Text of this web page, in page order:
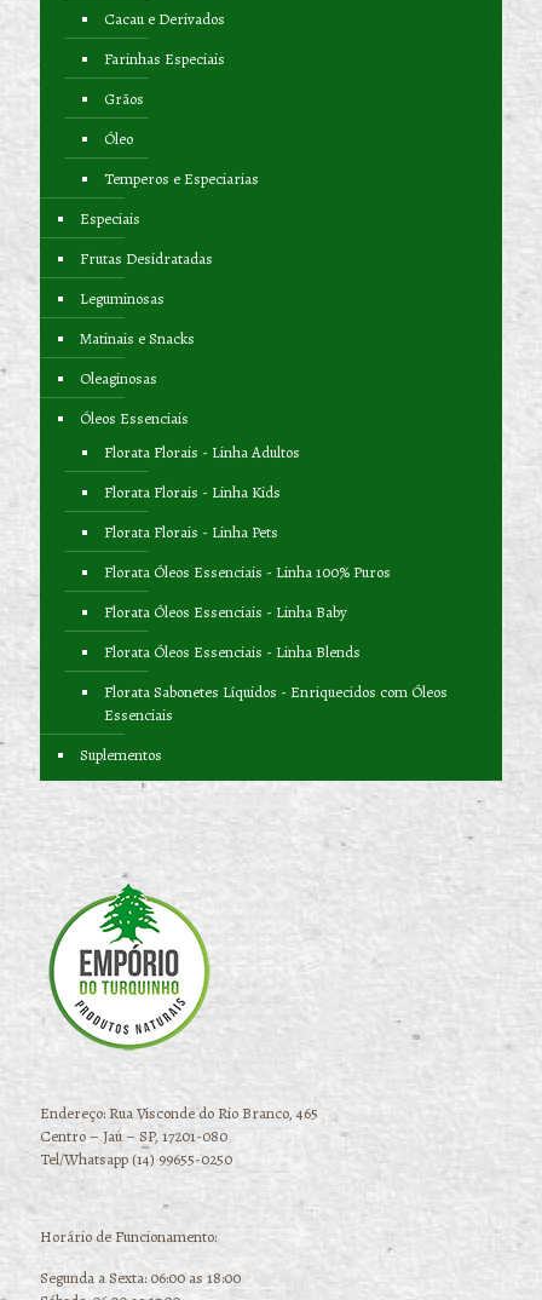
Cacau e Derivados
Farinhas Especiais
Grãos
Óleo
Temperos e Especiarias
Especiais
Frutas Desidratadas
Leguminosas
Matinais e Snacks
Oleaginosas
Óleos Essenciais
Florata Florais - Linha Adultos
Florata Florais - Linha Kids
Florata Florais - Linha Pets
Florata Óleos Essenciais - Linha 100% Puros
Florata Óleos Essenciais - Linha Baby
Florata Óleos Essenciais - Linha Blends
Florata Sabonetes Líquidos - Enriquecidos com Óleos
Essenciais
Suplementos
Endereço: Rua Visconde do Rio Branco, 465
Centro – Jaú – SP, 17201-080
Tel/Whatsapp (14) 99655-0250
Horário de Funcionamento:
Segunda a Sexta: 06:00 as 18:00